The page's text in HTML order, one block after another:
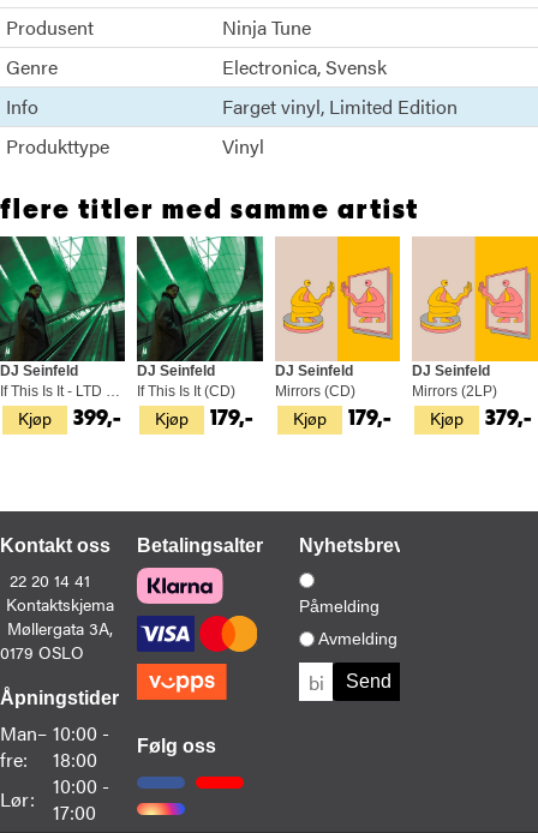
Produsent
Ninja Tune
Genre
Electronica Svensk
Info
Farget vinyl Limited Edition
Produkttype
Vinyl
flere titler med samme artist
Kjøp
DJ Seinfeld
If This Is It - LTD Klar (LP)
399,- Kjøp
DJ Seinfeld
If This Is It (CD)
179,- Kjøp
DJ Seinfeld
Mirrors (CD)
179,- Kjøp
DJ Seinfeld
Mirrors (2LP)
379,-
Kontakt oss
22 20 14 41
Kontaktskjema
Møllergata 3A,
0179 OSLO
Åpningstider
Man–
fre:
10:00 -
18:00
Lør:
10:00 -
17:00
Betalingsalternativer
Følg oss
Nyhetsbrev
Påmelding
Avmelding